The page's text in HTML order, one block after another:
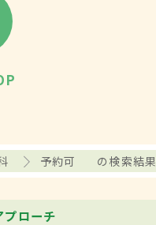
予約可 の検索結
プローチ